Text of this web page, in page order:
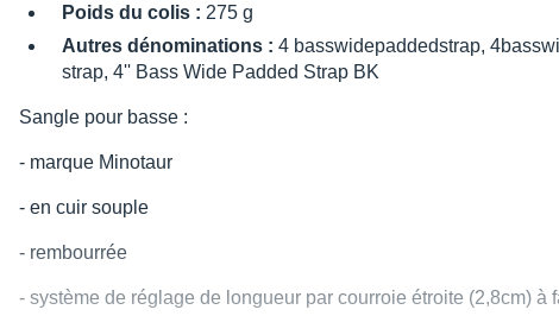
Poids du colis : 275 g
Autres dénominations : 4 basswidepaddedstrap,
strap, 4'' Bass Wide Padded Strap BK
Sangle pour basse :
- marque Minotaur
- en cuir souple
- rembourrée
- système de réglage de longueur par courroie étroite (2,8cm) à